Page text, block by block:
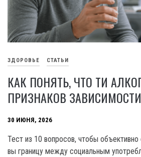
ЗДОРОВЬЕ СТАТЬИ
КАК ПОНЯТЬ, ЧТО ТИ
ПРИЗНАКОВ ЗАВИСИМОСТИ
30 ИЮНЯ, 2026
Тест из 10 вопросов, чтобы объективно
вы границу между социальным